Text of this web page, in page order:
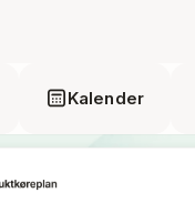
Kalender